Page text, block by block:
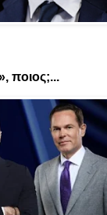
ποιος;...